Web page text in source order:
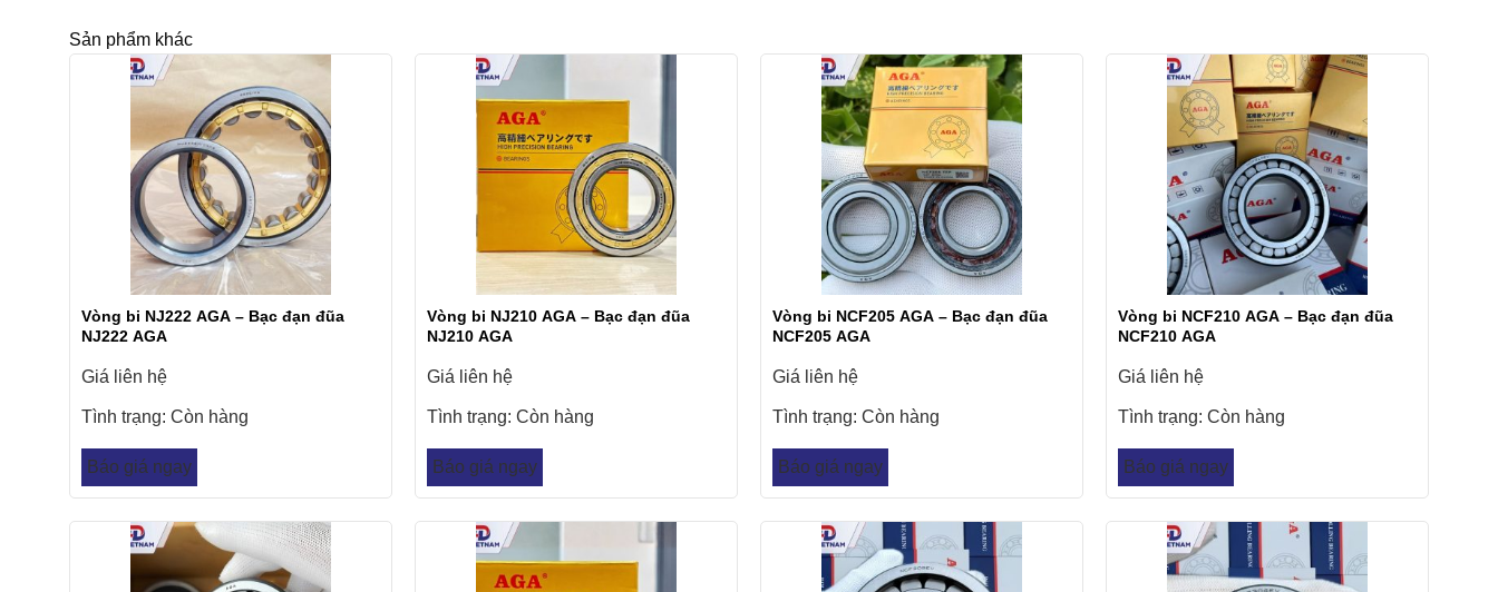
Sản phẩm khác
Vòng bi NJ222 AGA – Bạc đạn đũa
NJ222 AGA
Giá liên hệ
Tình trạng: Còn hàng
Báo giá ngay
Vòng bi NJ210 AGA – Bạc đạn đũa
NJ210 AGA
Giá liên hệ
Tình trạng: Còn hàng
Báo giá ngay
Vòng bi NCF205 AGA – Bạc đạn đũa
NCF205 AGA
Giá liên hệ
Tình trạng: Còn hàng
Báo giá ngay
Vòng bi NCF210 AGA – Bạc đạn đũa
NCF210 AGA
Giá liên hệ
Tình trạng: Còn hàng
Báo giá ngay